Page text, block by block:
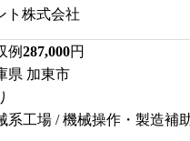
ト株式会社
例287,000円
県 加東市
系工場 / 機械操作・製造補